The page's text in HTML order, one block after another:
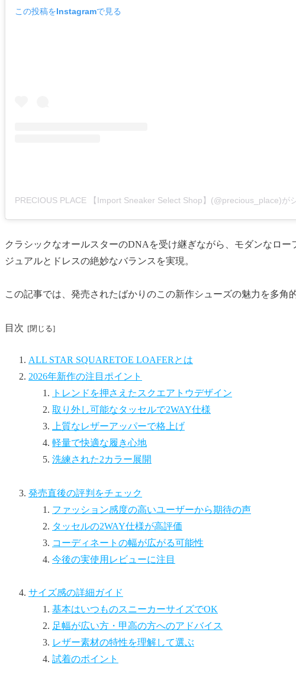
この投稿をInstagramで見る
クラシックなオールスターのDNAを受け継ぎながら、モダンなロ
ジュアルとドレスの絶妙なバランスを実現。
この記事では、発売されたばかりのこの新作シューズの魅力を多角
目次
ALL STAR SQUARETOE LOAFERとは
2026年新作の注目ポイント
トレンドを押さえたスクエアトウデザイン
取り外し可能なタッセルで2WAY仕様
上質なレザーアッパーで格上げ
軽量で快適な履き心地
洗練された2カラー展開
発売直後の評判をチェック
ファッション感度の高いユーザーから期待の声
タッセルの2WAY仕様が高評価
コーディネートの幅が広がる可能性
今後の実使用レビューに注目
サイズ感の詳細ガイド
基本はいつものスニーカーサイズでOK
足幅が広い方・甲高の方へのアドバイス
レザー素材の特性を理解して選ぶ
試着のポイント